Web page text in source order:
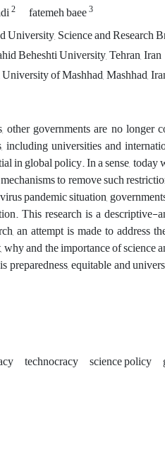
2 fatemeh baee3
Science and Research
Beheshti University, Tehran, Iran
of Mashhad, Mashhad,
other governments are no
including universities and
global policy. In a sense, today
to remove such
pandemic situation,
This research is a
an attempt is made to
and the importance of
equitable and
technocracy science policy